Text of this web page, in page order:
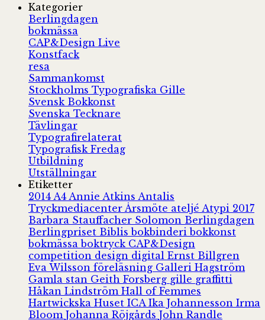
Kategorier
Berlingdagen
bokmässa
CAP&Design Live
Konstfack
resa
Sammankomst
Stockholms Typografiska Gille
Svensk Bokkonst
Svenska Tecknare
Tävlingar
Typografirelaterat
Typografisk Fredag
Utbildning
Utställningar
Etiketter
2014 A4 Annie Atkins Antalis
Tryckmediacenter Årsmöte ateljé Atypi 2017
Barbara Stauffacher Solomon Berlingdagen
Berlingpriset Biblisbokbinderibokkonst
bokmässaboktryck CAP&Design
competition design digital Ernst Billgren
Eva Wilsson föreläsning Galleri Hagström
Gamla stan Geith Forsberg gille graffitti
Håkan Lindström Hall of Femmes
Hartwickska Huset ICA Ika Johannesson Irma
Bloom Johanna Röjgårds John Randle